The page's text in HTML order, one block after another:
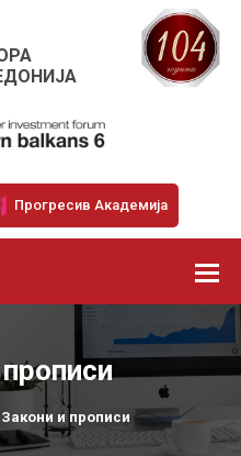
Прогресив Академија
Закони и прописи